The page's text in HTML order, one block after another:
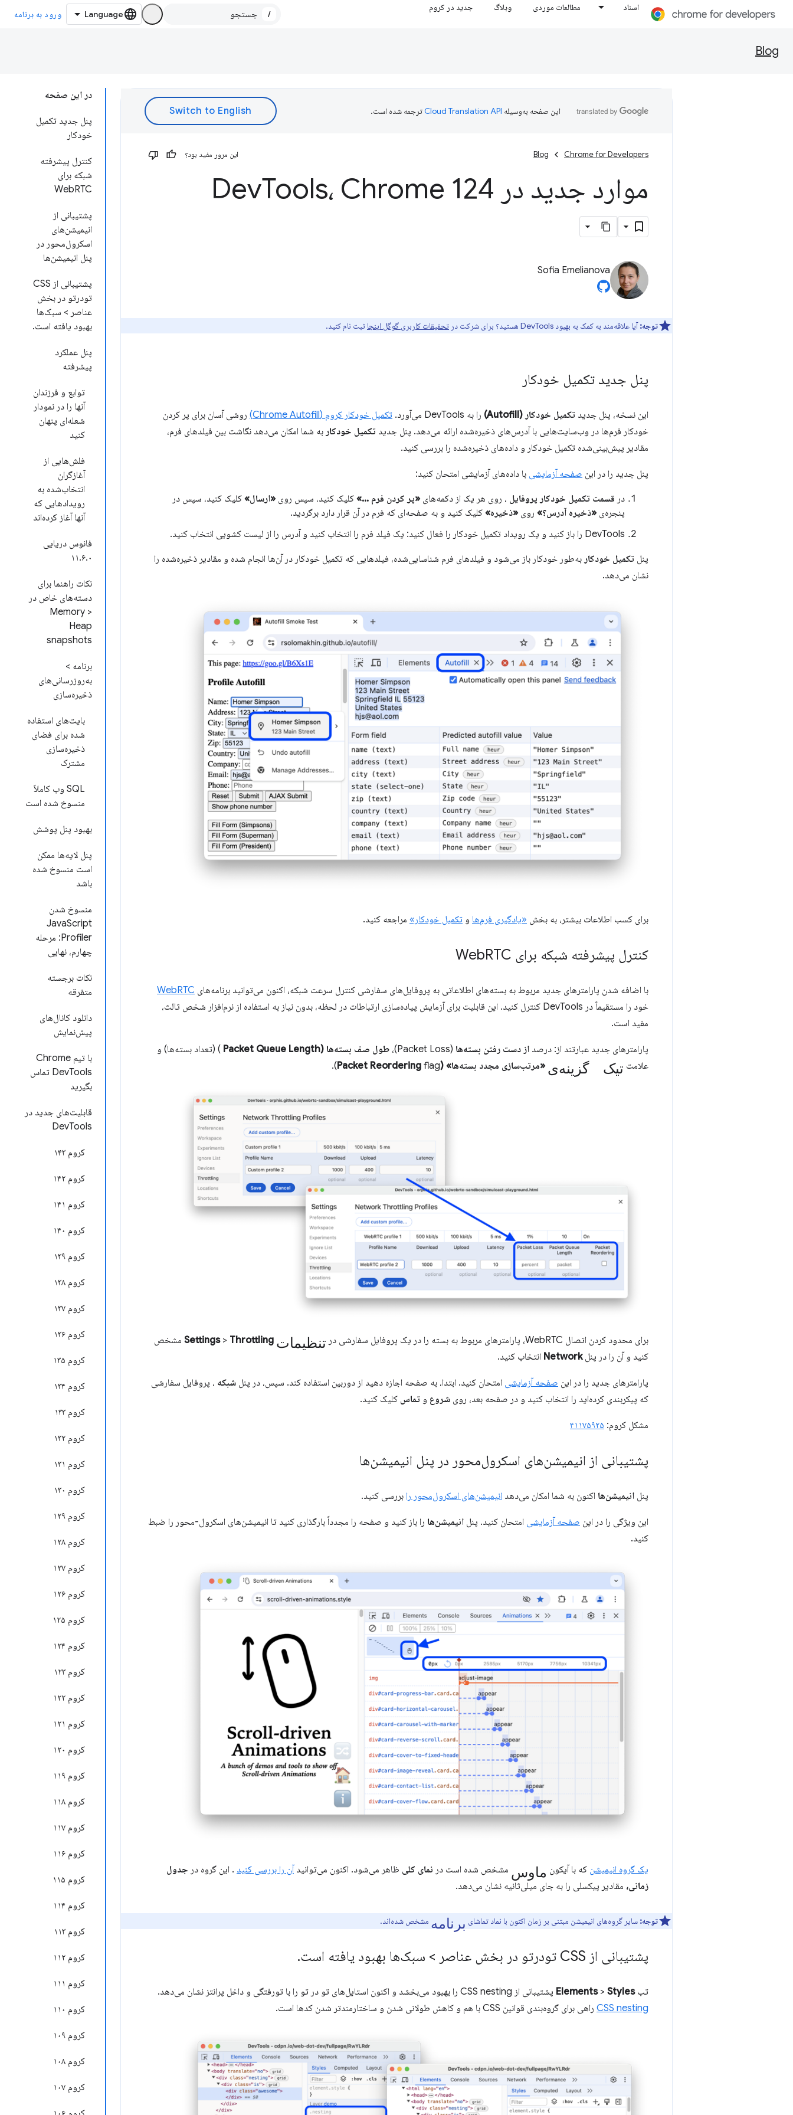
اسناد مطالعات موردی وبلاگ جدید در کروم
/ ورود به برنامه
Blog
در این صفحه
پنل جدید تکمیل
خودکار
کنترل پیشرفته
شبکه برای
WebRTC
پشتیبانی از
انیمیشن‌های
اسکرول‌محور در
پنل انیمیشن‌ها
پشتیبانی از CSS
تودرتو در بخش
عناصر > سبک‌ها
بهبود یافته است.
پنل عملکرد
پیشرفته
توابع و فرزندان
آنها را در نمودار
شعله‌ای پنهان
کنید
فلش‌هایی از
آغازگران
انتخاب‌شده به
رویدادهایی که
آنها آغاز کرده‌اند
فانوس دریایی
۱۱.۶.۰
نکات راهنما برای
دسته‌های خاص در
Memory >
Heap
snapshots
برنامه >
به‌روزرسانی‌های
ذخیره‌سازی
بایت‌های استفاده
شده برای فضای
ذخیره‌سازی
مشترک
SQL وب کاملاً
منسوخ شده است
بهبود پنل پوشش
پنل لایه‌ها ممکن
است منسوخ شده
باشد
منسوخ شدن
JavaScript
Profiler: مرحله
چهارم، نهایی
نکات برجسته
متفرقه
دانلود کانال‌های
پیش‌نمایش
با تیم Chrome
DevTools تماس
بگیرید
قابلیت‌های جدید در
DevTools
کروم ۱۴۳
کروم ۱۴۲
کروم ۱۴۱
کروم ۱۴۰
کروم ۱۳۹
کروم ۱۳۸
کروم ۱۳۷
کروم ۱۳۶
کروم ۱۳۵
کروم ۱۳۴
کروم ۱۳۳
کروم ۱۳۲
کروم ۱۳۱
کروم ۱۳۰
کروم ۱۲۹
کروم ۱۲۸
کروم ۱۲۷
کروم ۱۲۶
کروم ۱۲۵
کروم ۱۲۴
کروم ۱۲۳
کروم ۱۲۲
کروم ۱۲۱
کروم ۱۲۰
کروم ۱۱۹
کروم ۱۱۸
کروم ۱۱۷
کروم ۱۱۶
کروم ۱۱۵
کروم ۱۱۴
کروم ۱۱۳
کروم ۱۱۲
کروم ۱۱۱
کروم ۱۱۰
کروم ۱۰۹
کروم ۱۰۸
کروم ۱۰۷
این صفحه به‌وسیله ترجمه شده است.
Chrome for Developers
Blog این مرور مفید بود؟
موارد جدید در Dev Tools، Chrome 124
Sofia Emelianova
توجه:آیا علاقه‌مند به کمک به بهبود DevTools هستید؟ برای شرکت در تحقیقات کاربری گوگل اینجا ثبت نام کنید.
پنل جدید تکمیل خودکار
این نسخه، پنل جدید تکمیل خودکار (Autofill) را به DevTools می‌آورد. تکمیل خودکار کروم (Chrome Autofill)
روشی آسان برای پر کردن
خودکار فرم‌ها در وب‌سایت‌هایی با آدرس‌های ذخیره‌شده ارائه می‌دهد. پنل جدید تکمیل خودکار به شما امکان می‌دهد نگاشت بین فیلدهای فرم،
مقادیر پیش‌بینی‌شده تکمیل خودکار و داده‌های ذخیره‌شده را بررسی کنید.
پنل جدید را در این صفحه آزمایشی با داده‌های آزمایشی امتحان کنید:
در قسمت تکمیل خودکار پروفایل ، روی هر یک از دکمه‌های «پر کردن فرم ...» کلیک کنید، سپس روی «ارسال» کلیک کنید، سپس در
پنجره‌ی «ذخیره آدرس؟» روی «ذخیره» کلیک کنید و به صفحه‌ای که فرم در آن قرار دارد برگردید.
DevTools را باز کنید و یک رویداد تکمیل خودکار را فعال کنید: یک فیلد فرم را انتخاب کنید و آدرس را از لیست کشویی انتخاب کنید.
پنل تکمیل خودکار به‌طور خودکار باز می‌شود و فیلدهای فرم شناسایی‌شده، فیلدهایی که تکمیل خودکار در آن‌ها انجام شده و مقادیر ذخیره‌شده را
نشان می‌دهد.
برای کسب اطلاعات بیشتر، به بخش «یادگیری فرم‌ها و تکمیل خودکار» مراجعه کنید.
کنترل پیشرفته شبکه برای Web RTC
با اضافه شدن پارامترهای جدید مربوط به بسته‌های اطلاعاتی به پروفایل‌های سفارشی کنترل سرعت شبکه، اکنون می‌توانید برنامه‌های WebRTC
خود را مستقیماً در DevTools کنترل کنید. این قابلیت برای آزمایش پیاده‌سازی ارتباطات در لحظه، بدون نیاز به استفاده از نرم‌افزار شخص ثالث،
مفید است.
پارامترهای جدید عبارتند از: درصد از دست رفتن بسته‌ها (Packet Loss)، طول صف بسته‌ها (Packet Queue Length
) (تعداد بسته‌ها) و
علامت تیک گزینه‌ی «مرتب‌سازی مجدد بسته‌ها» (Packet Reorderingflag).
برای محدود کردن اتصال WebRTC، پارامترهای مربوط به بسته را در یک پروفایل سفارشی در تنظیمات Settings> Throttling
مشخص
کنید و آن را در پنلNetwork انتخاب کنید.
پارامترهای جدید را در این صفحه آزمایشی امتحان کنید. ابتدا، به صفحه اجازه دهید از دوربین استفاده کند. سپس، در پنل شبکه ، پروفایل سفارشی
که پیکربندی کرده‌اید را انتخاب کنید و در صفحه بعد، روی شروع و تماس کلیک کنید.
مشکل کروم: ۴۱۱۷۵۹۲۵
پشتیبانی از انیمیشن‌های اسکرول‌محور در پنل انیمیشن‌ها
پنل انیمیشن‌ها اکنون به شما امکان می‌دهد انیمیشن‌های اسکرول‌محور را بررسی کنید.
این ویژگی را در این صفحه آزمایشی امتحان کنید. پنل انیمیشن‌ها را باز کنید و صفحه را مجدداً بارگذاری کنید تا انیمیشن‌های اسکرول-محور را ضبط
کنید.
یک گروه انیمیشن که با آیکون ماوس مشخص شده است در نمای کلی ظاهر می‌شود. اکنون می‌توانیدآن را بررسی کنید . این گروه در جدول
زمانی، مقادیر پیکسلی را به جای میلی‌ثانیه نشان می‌دهد.
توجه: سایر گروه‌های انیمیشن مبتنی بر زمان اکنون با نماد تماشای برنامه مشخص شده‌اند.
پشتیبانی از CSS تودرتو در بخش عناصر > سبک‌ها بهبود یافته است .
تب Elements> Styles
پشتیبانی از CSS nesting را بهبود می‌بخشد و اکنون استایل‌های تو در تو را با تورفتگی و داخل پرانتز نشان می‌دهد.
CSS nesting راهی برای گروه‌بندی قوانین CSS با هم و کاهش طولانی شدن و ساختارمندتر شدن کدها است.